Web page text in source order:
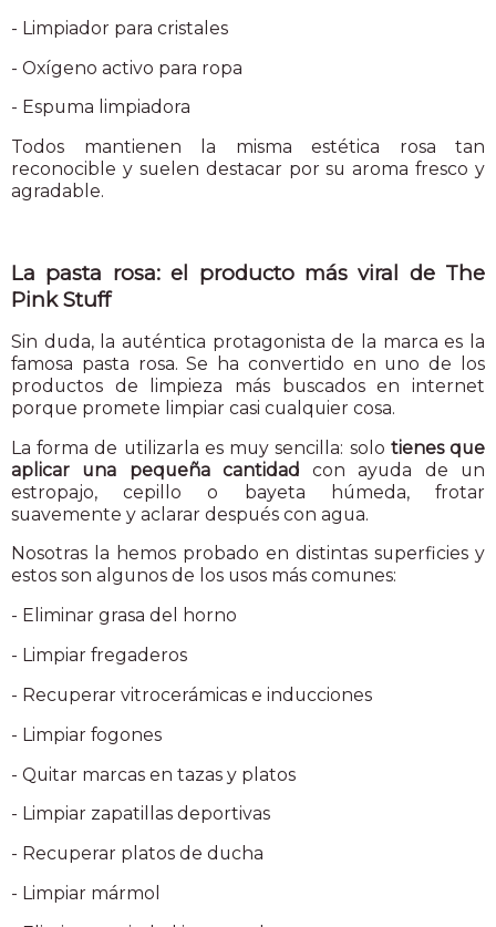
- Limpiador para cristales
- Oxígeno activo para ropa
- Espuma limpiadora
Todos mantienen la misma estética rosa tan
reconocible y suelen destacar por su aroma fresco y
agradable.
La pasta rosa: el producto más viral de The
Pink Stuff
Sin duda, la auténtica protagonista de la marca es la
famosa pasta rosa. Se ha convertido en uno de los
productos de limpieza más buscados en internet
porque promete limpiar casi cualquier cosa.
La forma de utilizarla es muy sencilla: solo tienes que
aplicar una pequeña cantidad con ayuda de un
estropajo, cepillo o bayeta húmeda, frotar
suavemente y aclarar después con agua.
Nosotras la hemos probado en distintas superficies y
estos son algunos de los usos más comunes:
- Eliminar grasa del horno
- Limpiar fregaderos
- Recuperar vitrocerámicas e inducciones
- Limpiar fogones
- Quitar marcas en tazas y platos
- Limpiar zapatillas deportivas
- Recuperar platos de ducha
- Limpiar mármol